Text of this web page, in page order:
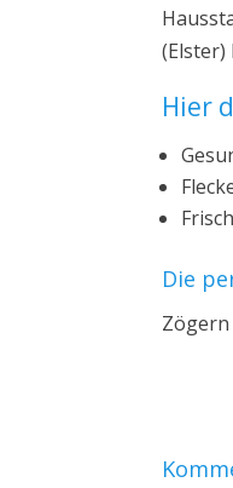
(Elster)
Hier
Die
Zögern